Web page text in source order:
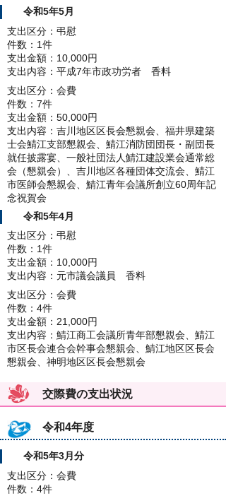
令和5年5月
支出区分：弔慰
件数：1件
支出金額：10,000円
支出内容：平成7年市政功労者 香料
支出区分：会費
件数：7件
支出金額：50,000円
支出内容：吉川地区区長会懇親会、福井県建築
士会鯖江支部懇親会、鯖江消防団団長・副団長
就任披露宴、一般社団法人鯖江建設業会通常総
会（懇親会）、吉川地区各種団体交流会、鯖江
市医師会懇親会、鯖江青年会議所創立60周年記
念祝賀会
令和5年4月
支出区分：弔慰
件数：1件
支出金額：10,000円
支出内容：元市議会議員 香料
支出区分：会費
件数：4件
支出金額：21,000円
支出内容：鯖江商工会議所青年部懇親会、鯖江
市区長会連合会幹事会懇親会、鯖江地区区長会
懇親会、神明地区区長会懇親会
交際費の支出状況
令和4年度
令和5年3月分
支出区分：会費
件数：4件